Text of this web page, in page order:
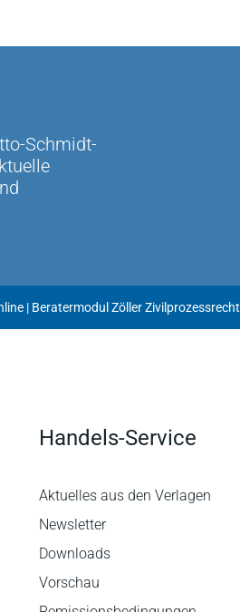
Schmidt-
| Beratermodul Zöller Zivilprozessrecht
Handels-Service
Aktuelles aus den Verlagen
Newsletter
Downloads
Vorschau